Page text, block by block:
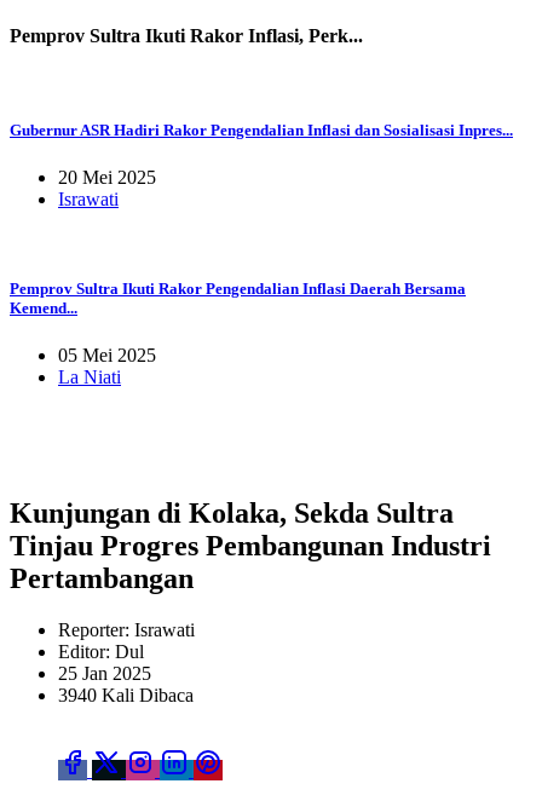
Pemprov Sultra Ikuti Rakor Inflasi, Perk...
Gubernur ASR Hadiri Rakor Pengendalian Inflasi dan Sosialisasi Inpres...
20 Mei 2025
Israwati
Pemprov Sultra Ikuti Rakor Pengendalian Inflasi Daerah Bersama
Kemend...
05 Mei 2025
La Niati
Kunjungan di Kolaka, Sekda Sultra
Tinjau Progres Pembangunan Industri
Pertambangan
Reporter: Israwati
Editor: Dul
25 Jan 2025
3940 Kali Dibaca